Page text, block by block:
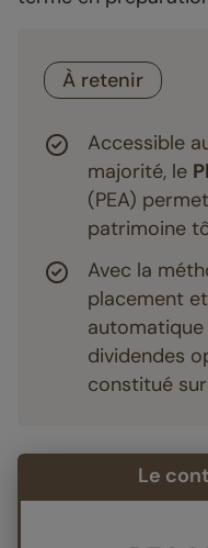
À retenir
Accessible
majorité, le
(PEA)
patrimoine
Avec la
placement
dividendes
constitué
Le